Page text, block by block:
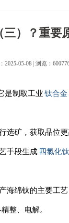
）？重要
2025-05-08 | 浏览：
是制取工业 钛合金
矿，获取品位更
手段生成 四氯化钛
绵钛的主要工艺
整、电解。